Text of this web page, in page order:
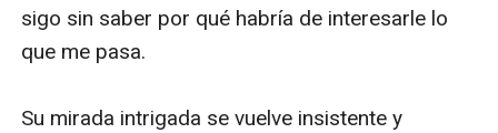
sigo sin saber por qué habría de interesarle lo
que me pasa.
Su mirada intrigada se vuelve insistente y